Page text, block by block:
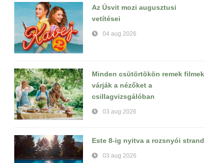
Az Úsvit mozi augusztusi
vetítései
04 aug 2026
Minden csütörtökön remek filmek
várják a nézőket a
csillagvizsgálóban
03 aug 2026
Este 8-ig nyitva a rozsnyói strand
03 aug 2026